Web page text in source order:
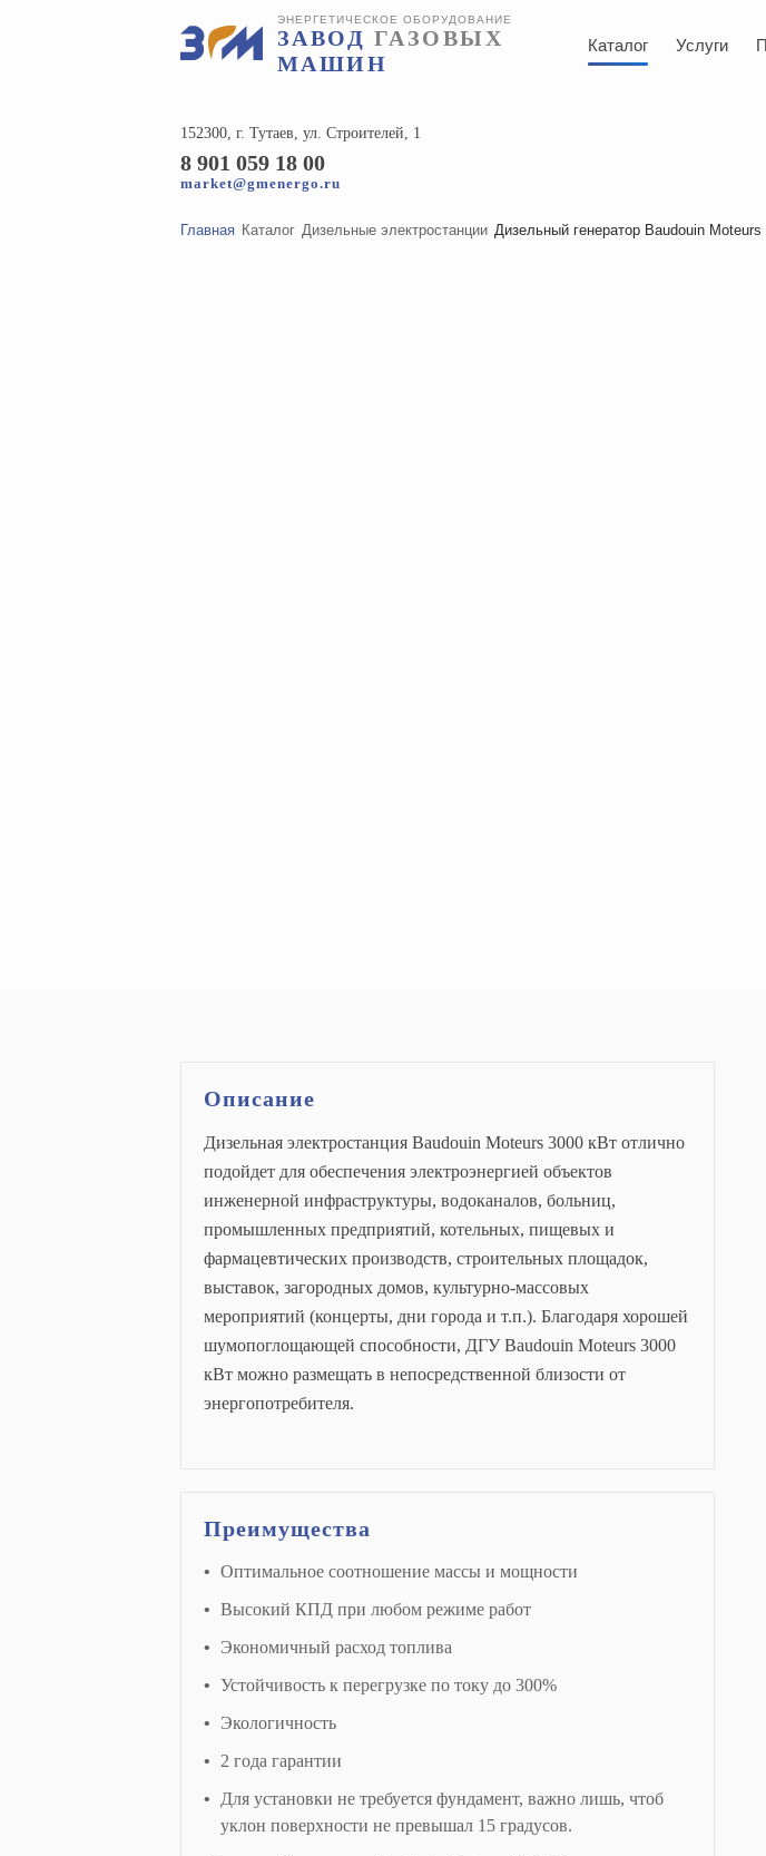
ЭНЕРГЕТИЧЕСКОЕ ОБОРУДОВАНИЕ
ЗАВОД ГАЗОВЫХ
МАШИН
Каталог Услуги
152300, г. Тутаев, ул. Строителей, 1
8 901 059 18 00
market@gmenergo.ru
Главная Каталог Дизельные электростанции Дизельный генератор Baudouin Moteurs
Описание
Дизельная электростанция Baudouin Moteurs 3000 кВт отлично
подойдет для обеспечения электроэнергией объектов
инженерной инфраструктуры, водоканалов, больниц,
промышленных предприятий, котельных, пищевых и
фармацевтических производств, строительных площадок,
выставок, загородных домов, культурно-массовых
мероприятий (концерты, дни города и т.п.). Благодаря хорошей
шумопоглощающей способности, ДГУ Baudouin Moteurs 3000
кВт можно размещать в непосредственной близости от
энергопотребителя.
Преимущества
Оптимальное соотношение массы и мощности
Высокий КПД при любом режиме работ
Экономичный расход топлива
Устойчивость к перегрузке по току до 300%
Экологичность
2 года гарантии
Для установки не требуется фундамент, важно лишь, чтоб
уклон поверхности не превышал 15 градусов.